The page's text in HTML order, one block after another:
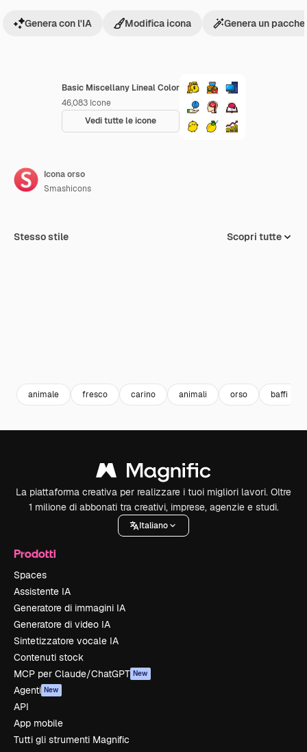
Basic Miscellany Lineal Color
46,083 Icone
Vedi tutte le icone
Genera con l'IA Modifica icona Genera un
Icona orso
Smashicons
Stesso stile Scopri tutte
animale fresco carino animali orso baffi
La piattaforma creativa per realizzare i tuoi migliori lavori. Oltre
1 milione di abbonati tra creativi, imprese, agenzie e studi.
Italiano
Prodotti
Spaces
Assistente IA
Generatore di immagini IA
Generatore di video IA
Sintetizzatore vocale IA
Contenuti stock
MCP per Claude/ChatGPT New
Agenti New
API
App mobile
Tutti gli strumenti Magnific